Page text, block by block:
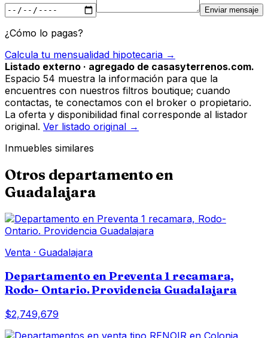
Enviar mensaje
¿Cómo lo pagas?
Calcula tu mensualidad hipotecaria →
Listado externo · agregado de casasyterrenos.com.
Espacio 54 muestra la información para que la
encuentres con nuestros filtros boutique; cuando
contactas, te conectamos con el broker o propietario.
La oferta y disponibilidad final corresponde al listador
original. Ver listado original →
Inmuebles similares
Otros departamentoen
Guadalajara
Venta · Guadalajara
Departamento en Preventa 1 recamara,
Rodo- Ontario. Providencia Guadalajara
$2,749,679